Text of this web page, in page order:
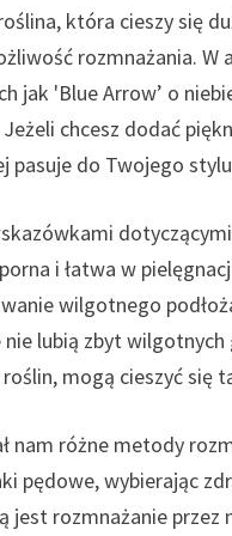
która cieszy się
rozmnażania.
jak 'Blue Arrow’ o
chcesz dodać
pasuje do Twojego
i łatwa w
wilgotnego
nie lubią zbyt
mogą cieszyć się
nam różne metody
pędowe, wybierając
jest rozmnażanie przez